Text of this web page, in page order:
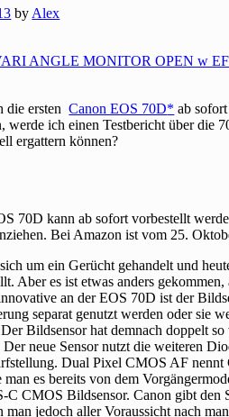
by Alex
die erstenCanon EOS 70D
ab
werde ich einen Testbericht über die
ergattern können?
70D kann ab sofort vorbestellt
Bei Amazon ist vom 25.
um ein Gerücht gehandelt und
Aber es ist etwas anders
an der EOS 70D ist der
separat genutzt werden oder sie
Bildsensor hat demnach doppelt
neue Sensor nutzt die weiteren
Dual Pixel CMOS AF nennt
man es bereits von dem
C CMOS Bildsensor. Canon gibt
man jedoch aller Voraussicht nach